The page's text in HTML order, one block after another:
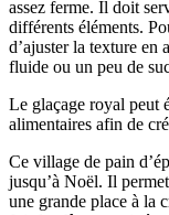
assez ferme. Il doit
différents éléments.
d’ajuster la texture en
fluide ou un peu de
Le glaçage royal peut
alimentaires afin de
Ce village de pain
jusqu’à Noël. Il
une grande place à la